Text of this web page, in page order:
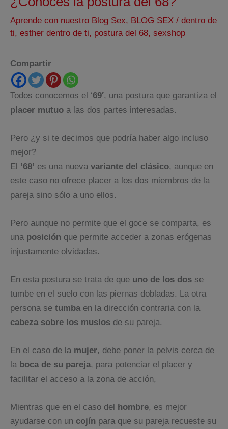
Aprende con nuestro Blog Sex, BLOG SEX / dentro de
ti, esther dentro de ti, postura del 68, sexshop
Compartir
Todos conocemos el ‘69′, una postura que garantiza el
placer mutuo a las dos partes interesadas.
Pero ¿y si te decimos que podría haber algo incluso
mejor?
El ’68’ es una nueva variante del clásico, aunque en
este caso no ofrece placer a los dos miembros de la
pareja sino sólo a uno ellos.
Pero aunque no permite que el goce se comparta, es
una posición que permite acceder a zonas erógenas
injustamente olvidadas.
En esta postura se trata de que uno de los dos se
tumbe en el suelo con las piernas dobladas. La otra
persona se tumbaen la dirección contraria con la
cabeza sobre los muslos de su pareja.
En el caso de la mujer, debe poner la pelvis cerca de
la boca de su pareja, para potenciar el placer y
facilitar el acceso a la zona de acción,
Mientras que en el caso del hombre, es mejor
ayudarse con un cojín para que su pareja recueste su